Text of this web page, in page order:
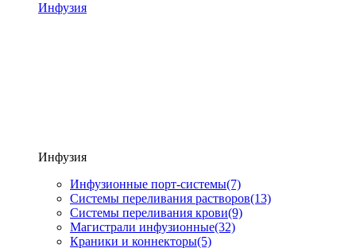
Инфузия
Инфузия
Инфузионные порт-системы(7)
Системы переливания растворов(13)
Системы переливания крови(9)
Магистрали инфузионные(32)
Краники и коннекторы(5)